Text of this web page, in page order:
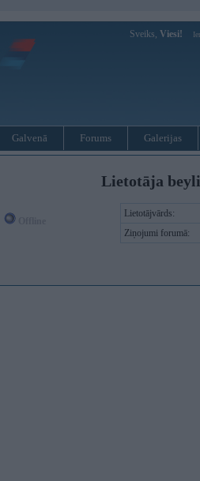
Sveiks, Viesi!
Galvenā Forums Galerijas
Lietotāja
Lietotājvārds:
Ziņojumi forumā: